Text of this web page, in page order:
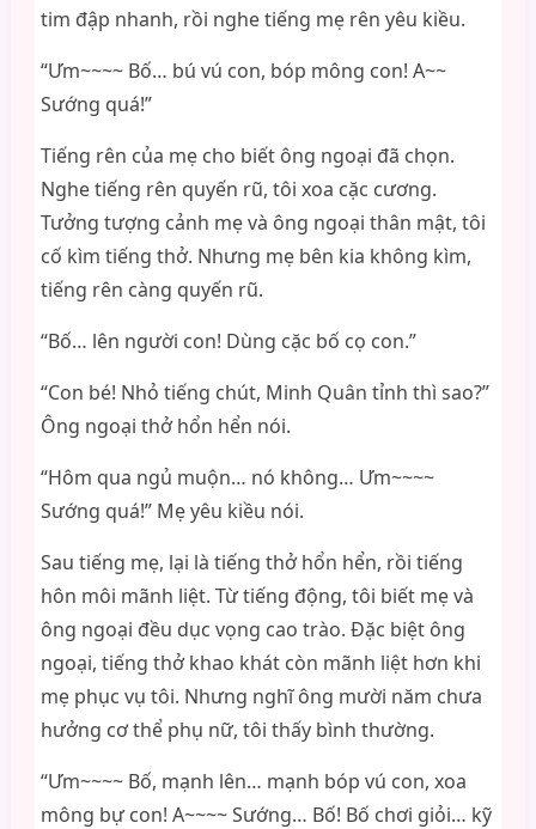
tim đập nhanh, rồi nghe tiếng mẹ rên yêu kiều.
“Ưm~~~~ Bố… bú vú con, bóp mông con! A~~
Sướng quá!”
Tiếng rên của mẹ cho biết ông ngoại đã chọn.
Nghe tiếng rên quyến rũ, tôi xoa cặc cương.
Tưởng tượng cảnh mẹ và ông ngoại thân mật, tôi
cố kìm tiếng thở. Nhưng mẹ bên kia không kìm,
tiếng rên càng quyến rũ.
“Bố… lên người con! Dùng cặc bố cọ con.”
“Con bé! Nhỏ tiếng chút, Minh Quân tỉnh thì sao?”
Ông ngoại thở hổn hển nói.
“Hôm qua ngủ muộn… nó không… Ưm~~~~
Sướng quá!” Mẹ yêu kiều nói.
Sau tiếng mẹ, lại là tiếng thở hổn hển, rồi tiếng
hôn môi mãnh liệt. Từ tiếng động, tôi biết mẹ và
ông ngoại đều dục vọng cao trào. Đặc biệt ông
ngoại, tiếng thở khao khát còn mãnh liệt hơn khi
mẹ phục vụ tôi. Nhưng nghĩ ông mười năm chưa
hưởng cơ thể phụ nữ, tôi thấy bình thường.
“Ưm~~~~ Bố, mạnh lên… mạnh bóp vú con, xoa
mông bự con! A~~~~ Sướng… Bố! Bố chơi giỏi… kỹ